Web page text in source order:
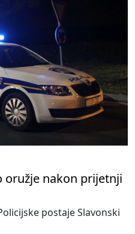
oružje nakon prijetnji
postaje Slavonski